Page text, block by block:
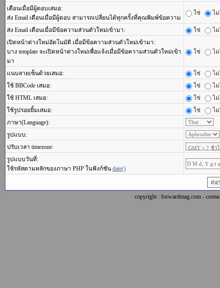
เตือนเมื่อมีผู้ตอบเสมอ:
ส่ง Email เตือนเมื่อมีผู้ตอบ สามารถเปลี่ยนได้ทุกครั้งที่คุณพิมพ์ข้อความ
ใช่ ไ
ส่ง Email เตือนเมื่อมีข้อความส่วนตัวใหม่เข้ามา: ใช่
ไ
เปิดหน้าต่างใหม่อัตโนมัติ เมื่อมีข้อความส่วนตัวใหม่เข้ามา:
บาง template จะเปิดหน้าต่างใหม่เพื่อแจ้งเมื่อมีข้อความส่วนตัวใหม่เข้า
มา
ใช่ ไ
แนบลายเซ็นด้วยเสมอ: ใช่
ไ
ใช้ BBCode เสมอ:
ใช่
ไ
ใช้ HTML เสมอ:
ใช่
ไ
ใช้รูปรอยยิ้มเสมอ:
ใช่
ไ
ภาษา(Language):
รูปแบบ:
ปรับเวลา timezone:
รูปแบบวันที่:
ใช้รหัสตามหลักของภาษา PHP ในฟังก์ชัน date()
copyright : forwardmag.com -